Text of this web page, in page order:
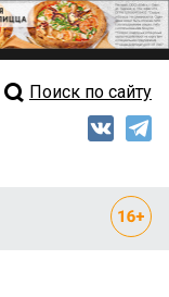
выпуск
Поиск по сайту